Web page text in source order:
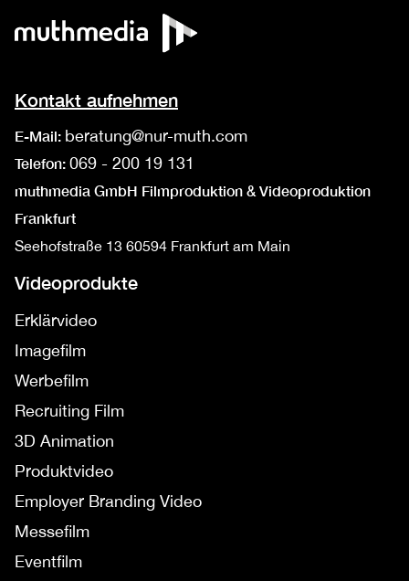
Kontakt aufnehmen
E-Mail: beratung@nur-muth.com
Telefon: 069 - 200 19 131
muthmedia GmbH Filmproduktion & Videoproduktion
Frankfurt
Seehofstraße 13 60594 Frankfurt am Main
Videoprodukte
Erklärvideo
Imagefilm
Werbefilm
Recruiting Film
3D Animation
Produktvideo
Employer Branding Video
Messefilm
Eventfilm